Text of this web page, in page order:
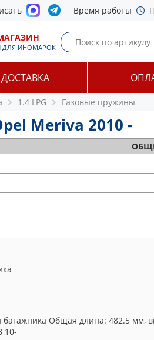
Время работы
ДЛЯ ИНОМАРОК
ДОСТАВКА
1.4 LPG Газовые пружины
Meriva 2010 -
Общая длина: 482.5 мм,
10-